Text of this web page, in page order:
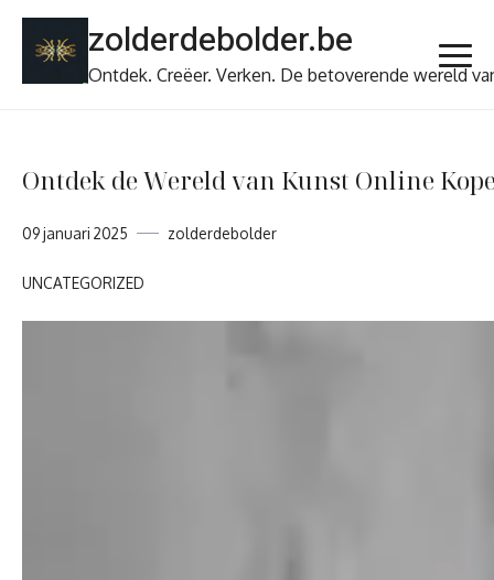
zolderdebolder.be
Ontdek. Creëer. Verken. De betoverende wereld
Ontdek de Wereld van Kunst Online
09 januari 2025 zolderdebolder
UNCATEGORIZED